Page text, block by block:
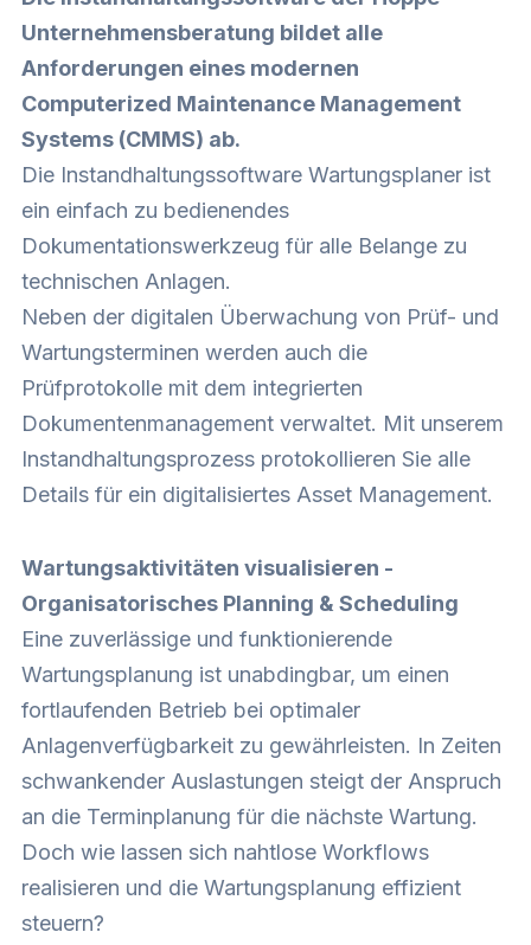
Unternehmensberatung bildet alle
Anforderungen eines modernen
Computerized Maintenance Management
Systems (CMMS) ab.
Die Instandhaltungssoftware Wartungsplaner ist
ein einfach zu bedienendes
Dokumentationswerkzeug für alle Belange zu
technischen Anlagen.
Neben der digitalen Überwachung von Prüf- und
Wartungsterminen werden auch die
Prüfprotokolle mit dem integrierten
Dokumentenmanagement verwaltet. Mit unserem
Instandhaltungsprozess protokollieren Sie alle
Details für ein digitalisiertes Asset Management.
Wartungsaktivitäten visualisieren -
Organisatorisches Planning & Scheduling
Eine zuverlässige und funktionierende
Wartungsplanung ist unabdingbar, um einen
fortlaufenden Betrieb bei optimaler
Anlagenverfügbarkeit zu gewährleisten. In Zeiten
schwankender Auslastungen steigt der Anspruch
an die Terminplanung für die nächste Wartung.
Doch wie lassen sich nahtlose Workflows
realisieren und die Wartungsplanung effizient
steuern?